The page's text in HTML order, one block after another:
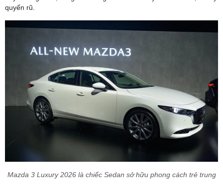
quyến rũ.
Mazda 3 Luxury 2026 là chiếc Sedan sở hữu phong cách trẻ trung